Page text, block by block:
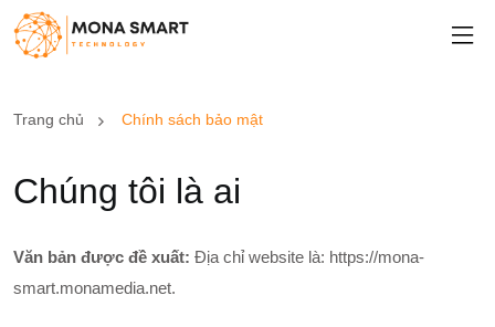
Trang chủ Chính sách bảo mật
Chúng tôi là ai
Văn bản được đề xuất: Địa chỉ website là: https://mona-
smart.monamedia.net.